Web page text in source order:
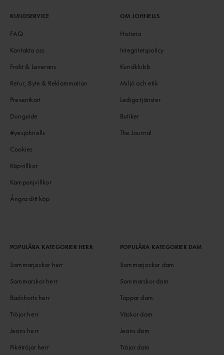
KUNDSERVICE
FAQ
Kontakta oss
Frakt & Leverans
Retur, Byte & Reklammation
Presentkort
Dunguide
#yesjohnells
Cookies
Köpvillkor
Kampanjvillkor
Ångra ditt köp
OM JOHNELLS
Historia
Integritetspolicy
Kundklubb
Miljö och etik
Lediga tjänster
Butiker
The Journal
POPULÄRA KATEGORIER HERR
Sommarjackor herr
Sommarskor herr
Badshorts herr
Tröjor herr
Jeans herr
Pikétröjor herr
POPULÄRA KATEGORIER DAM
Sommarjackor dam
Sommarskor dam
Toppar dam
Väskor dam
Jeans dam
Tröjor dam